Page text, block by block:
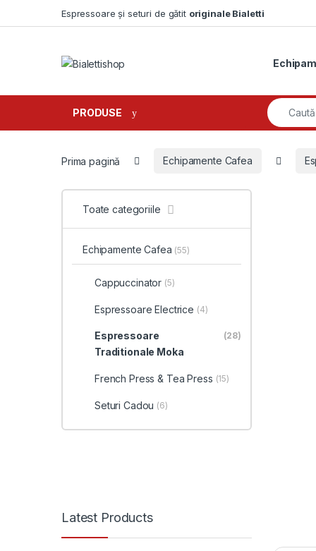
Espressoare și seturi de gătit originale Bialetti
PRODUSE
Search for:
Prima pagină Echipamente Cafea
Toate categoriile
Echipamente Cafea (55)
Cappuccinator (5)
Espressoare Electrice (4)
Espressoare
Traditionale Moka
(28)
French Press & Tea Press (15)
Seturi Cadou (6)
Latest Products